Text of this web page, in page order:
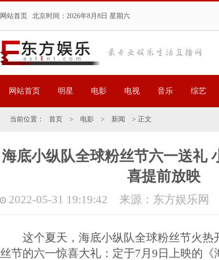
网站首页 北京时间： 2026年8月8日 星期六
网站首页 明星 电影 电视 音乐 综艺
当前位置： 首页 > 电影 > 新闻 > 正文
海底小纵队全球粉丝节六一送礼
喜提前放映
2022-05-31 19:19:42 来源：东方娱乐网
这个夏天，海底小纵队全球粉丝节火热
丝节的六一惊喜大礼：定于7月9日上映的